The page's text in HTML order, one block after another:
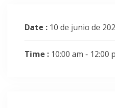
Date : 10 de junio de
Time : 10:00 am - 12:00